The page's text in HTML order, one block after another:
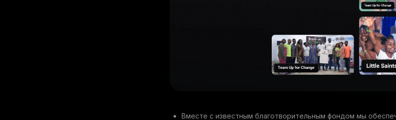
Вместе с известным благотворительным фондом мы